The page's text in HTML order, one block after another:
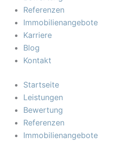
Referenzen
Immobilienangebote
Karriere
Blog
Kontakt
Startseite
Leistungen
Bewertung
Referenzen
Immobilienangebote